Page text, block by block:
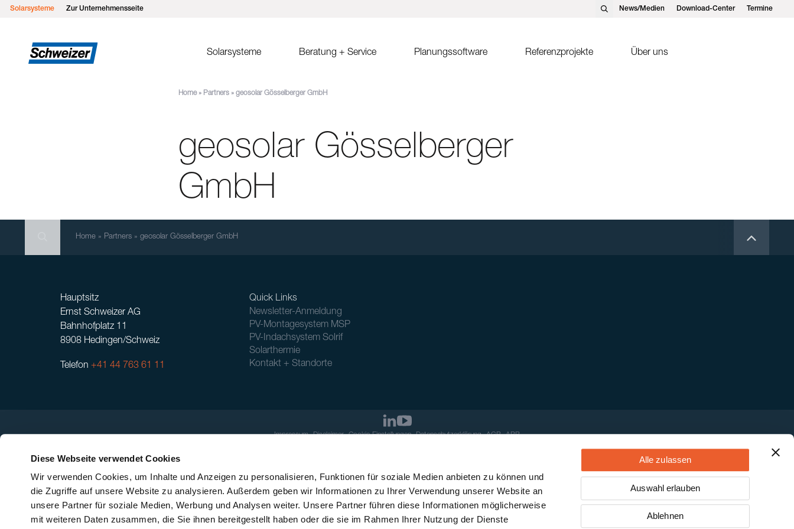
Diese Webseite verwendet Cookies
Wir verwenden Cookies, um Inhalte und Anzeigen zu personalisieren, Funktionen für soziale Medien anbieten zu können und
die Zugriffe auf unsere Website zu analysieren. Außerdem geben wir Informationen zu Ihrer Verwendung unserer Website an
unsere Partner für soziale Medien, Werbung und Analysen weiter. Unsere Partner führen diese Informationen möglicherweise
mit weiteren Daten zusammen, die Sie ihnen bereitgestellt haben oder die sie im Rahmen Ihrer Nutzung der Dienste
Alle zulassen
Auswahl erlauben
Ablehnen
Solarsysteme Zur Unternehmensseite News/Medien Download-Center Termine
Solarsysteme
Montagesystem MSP
MSP Gründach
MSP Flachdach Süd
MSP Schrägdach
Solrif für Planer
Solrif für Installateure
Beratung + Service Planungssoftware
SPT Release Notes
Referenzprojekte Über uns
Home» Partners » geosolar Gösselberger GmbH
geosolar Gösselberger
GmbH
SearchHome » Partners » geosolar Gösselberger GmbH
Hauptsitz
Ernst Schweizer AG
Bahnhofplatz 11
8908 Hedingen/Schweiz
Telefon +41 44 763 61 11
Quick Links
Newsletter-Anmeldung
PV-Montagesystem MSP
PV-Indachsystem Solrif
Solarthermie
Kontakt + Standorte
Impressum Disclaimer Cookie-Einstellungen Datenschutzerklärung AGB ABB